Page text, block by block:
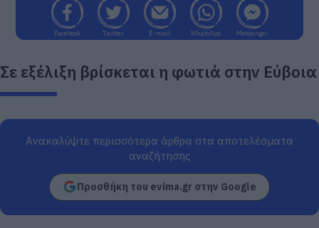
Facebook Twitter E-mail WhatsApp Messenger
Σε εξέλιξη βρίσκεται η φωτιά στην Εύβοια
Ανακαλύψτε περισσότερα άρθρα στα αποτελέσματα
αναζήτησης
Προσθήκη του evima.gr στην Google